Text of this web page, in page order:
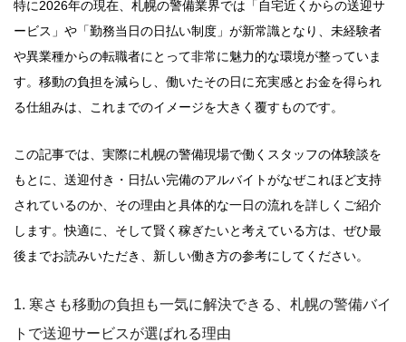
特に2026年の現在、札幌の警備業界では「自宅近くからの送迎サ
ービス」や「勤務当日の日払い制度」が新常識となり、未経験者
や異業種からの転職者にとって非常に魅力的な環境が整っていま
す。移動の負担を減らし、働いたその日に充実感とお金を得られ
る仕組みは、これまでのイメージを大きく覆すものです。
この記事では、実際に札幌の警備現場で働くスタッフの体験談を
もとに、送迎付き・日払い完備のアルバイトがなぜこれほど支持
されているのか、その理由と具体的な一日の流れを詳しくご紹介
します。快適に、そして賢く稼ぎたいと考えている方は、ぜひ最
後までお読みいただき、新しい働き方の参考にしてください。
1. 寒さも移動の負担も一気に解決できる、札幌の警備バイ
トで送迎サービスが選ばれる理由